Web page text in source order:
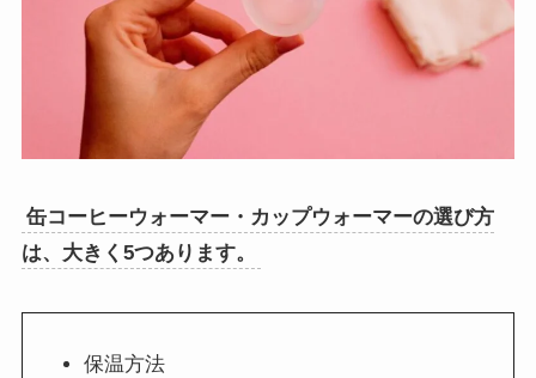
缶コーヒーウォーマー・カップウォーマーの選び方
は、大きく5つあります。
保温方法